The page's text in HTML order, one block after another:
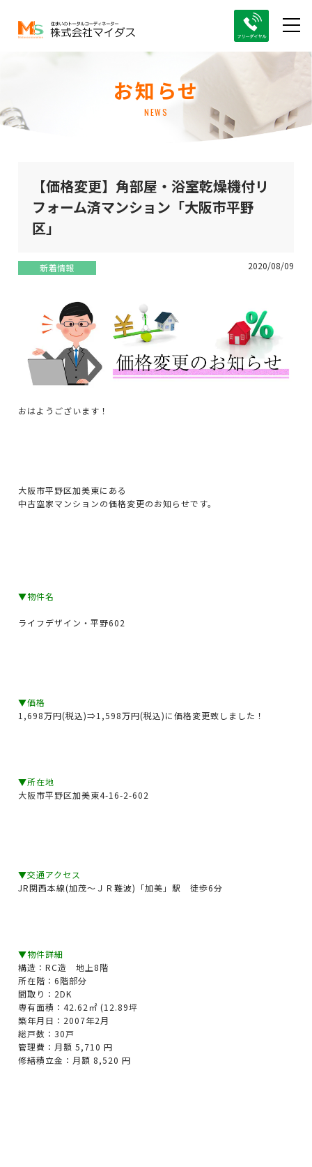
お知らせ
NEWS
【価格変更】角部屋・浴室乾燥機付リ
フォーム済マンション「大阪市平野
区」
新着情報 2020/08/09
おはようございます！
大阪市平野区加美東にある
中古空家マンションの価格変更のお知らせです。
▼物件名
ライフデザイン・平野602
▼価格
1,698万円(税込)⇒1,598万円(税込)に価格変更致しました！
▼所在地
大阪市平野区加美東4-16-2-602
▼交通アクセス
JR関西本線(加茂～ＪＲ難波)「加美」駅 徒歩6分
▼物件詳細
構造：RC造 地上8階
所在階：6階部分
間取り：2DK
専有面積：42.62㎡ (12.89坪
築年月日：2007年2月
総戸数：30戸
管理費：月額 5,710 円
修繕積立金：月額 8,520 円